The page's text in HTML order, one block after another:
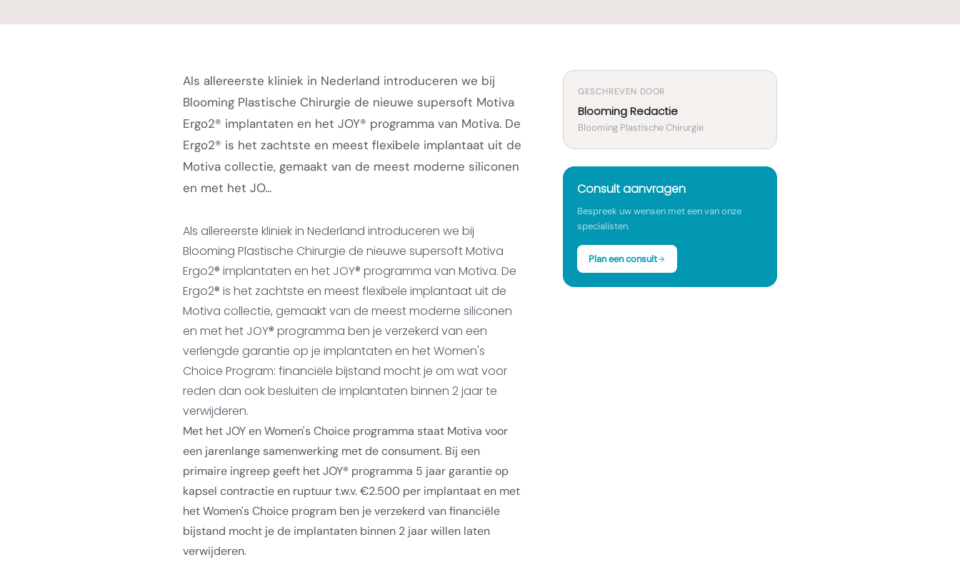
Als allereerste kliniek in Nederland introduceren we bij
Blooming Plastische Chirurgie de nieuwe supersoft Motiva
Ergo2® implantaten en het JOY® programma van Motiva. De
Ergo2® is het zachtste en meest flexibele implantaat uit de
Motiva collectie, gemaakt van de meest moderne siliconen
en met het JO...
Als allereerste kliniek in Nederland introduceren we bij
Blooming Plastische Chirurgie de nieuwe supersoft Motiva
Ergo2® implantaten en het JOY® programma van Motiva. De
Ergo2® is het zachtste en meest flexibele implantaat uit de
Motiva collectie, gemaakt van de meest moderne siliconen
en met het JOY® programma ben je verzekerd van een
verlengde garantie op je implantaten en het Women's
Choice Program: financiële bijstand mocht je om wat voor
reden dan ook besluiten de implantaten binnen 2 jaar te
verwijderen.
Met het JOY en Women's Choice programma staat Motiva voor
een jarenlange samenwerking met de consument. Bij een
primaire ingreep geeft het JOY® programma 5 jaar garantie op
kapsel contractie en ruptuur t.w.v. €2.500 per implantaat en met
het Women's Choice program ben je verzekerd van financiële
bijstand mocht je de implantaten binnen 2 jaar willen laten
verwijderen.
GESCHREVEN DOOR
Blooming Redactie
Blooming Plastische Chirurgie
Consult aanvragen
Bespreek uw wensen met een van onze
specialisten.
Plan een consult